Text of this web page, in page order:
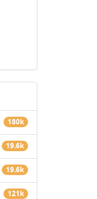
180k
19.6k
19.6k
121k